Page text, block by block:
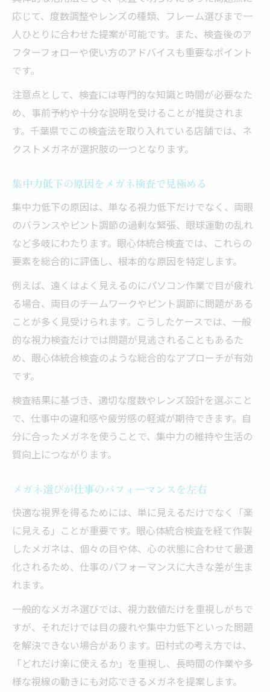
応じて、度数調整やレンズの種類、フレーム選びまで一
人ひとりに合わせた提案が可能です。また、検査後のア
フターフォローや使い方のアドバイスも重要なポイント
です。
注意点として、検査には専門的な知識と時間が必要なた
め、事前予約や十分な説明を受けることが推奨されま
す。千葉県でこの検査法を取り入れている店舗では、ネ
クストメガネが選択肢の一つとなります。
集中力低下の原因をメガネ検査で見極める
集中力低下の原因は、単なる視力低下だけでなく、両眼
のバランスやピント調節の過剰な緊張、眼球運動の乱れ
など多岐にわたります。眼心体統合検査では、これらの
要素を総合的に評価し、根本的な原因を特定します。
例えば、遠くはよく見えるのにパソコン作業で目が疲れ
る場合、両目のチームワークやピント調節に問題がある
ことが多く見受けられます。こうしたケースでは、一般
的な視力検査だけでは問題が見逃されることもあるた
め、眼心体統合検査のような総合的なアプローチが有効
です。
検査結果に基づき、適切な度数やレンズ設計を選ぶこと
で、仕事中の違和感や疲労感の軽減が期待できます。自
分に合ったメガネを使うことで、集中力の維持や生活の
質向上につながります。
メガネ選びが仕事のパフォーマンスを左右
快適な視界を得るためには、単に見えるだけでなく「楽
に見える」ことが重要です。眼心体統合検査を経て作製
したメガネは、個々の目や体、心の状態に合わせて最適
化されるため、仕事のパフォーマンスに大きな差が生ま
れます。
一般的なメガネ選びでは、視力数値だけを重視しがちで
すが、それだけでは目の疲れや集中力低下といった問題
を解決できない場合があります。田村式の考え方では、
「どれだけ楽に使えるか」を重視し、長時間の作業や多
様な視線の動きにも対応できるメガネを提案します。